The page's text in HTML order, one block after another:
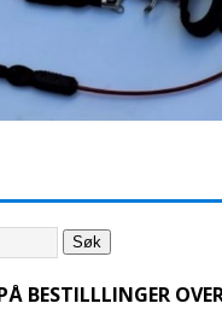
Søk
BESTILLLINGER